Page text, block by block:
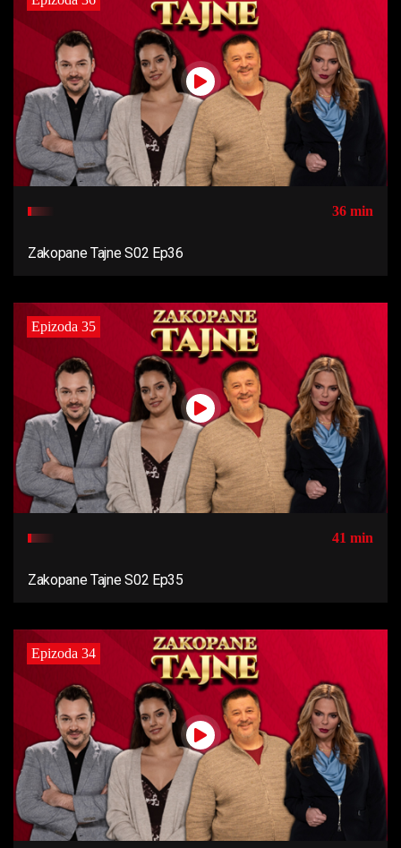
36 min
Zakopane Tajne S02 Ep36
Epizoda 35
41 min
Zakopane Tajne S02 Ep35
Epizoda 34